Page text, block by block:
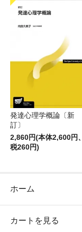
発達心理学概論〔新
訂〕
2,860円(本体2,600円、
税260円)
ホーム
カートを見る